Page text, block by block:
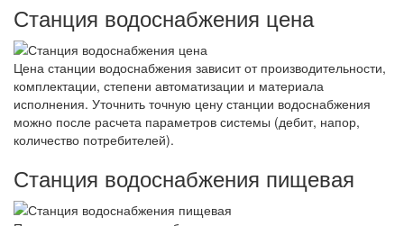
Станция водоснабжения цена
Цена станции водоснабжения зависит от производительности,
комплектации, степени автоматизации и материала
исполнения. Уточнить точную цену станции водоснабжения
можно после расчета параметров системы (дебит, напор,
количество потребителей).
Станция водоснабжения пищевая